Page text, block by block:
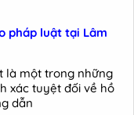
pháp luật tại Lâm
là một trong những
xác tuyệt đối về hồ
dẫn